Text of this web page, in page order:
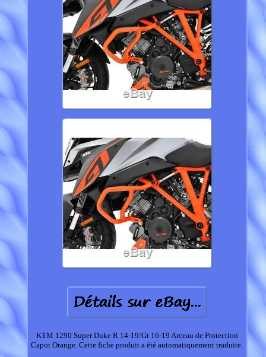
KTM 1290 Super Duke R 14-19/Gt 16-19 Arceau de Protection
Capot Orange. Cette fiche produit a été automatiquement traduite.